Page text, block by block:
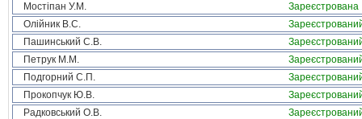
Мостіпан У.М.
Зареєстрована
Олійник В.С.
Пашинський С.В.
Петрук М.М.
Подгорний С.П.
Прокопчук Ю.В.
Радковський О.В.